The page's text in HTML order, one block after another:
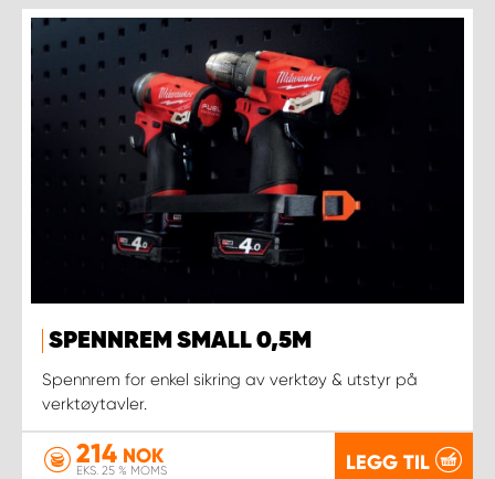
SPENNREM SMALL 0,5M
Spennrem for enkel sikring av verktøy & utstyr på
verktøytavler.
214 NOK
EKS. 25 % MOMS LEGG TIL